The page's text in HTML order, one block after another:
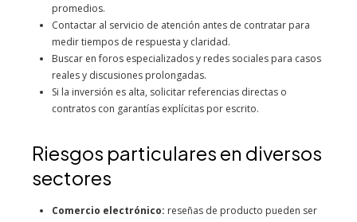
promedios.
Contactar al servicio de atención antes de contratar para
medir tiempos de respuesta y claridad.
Buscar en foros especializados y redes sociales para casos
reales y discusiones prolongadas.
Si la inversión es alta, solicitar referencias directas o
contratos con garantías explícitas por escrito.
Riesgos particulares en diversos
sectores
Comercio electrónico: reseñas de producto pueden ser